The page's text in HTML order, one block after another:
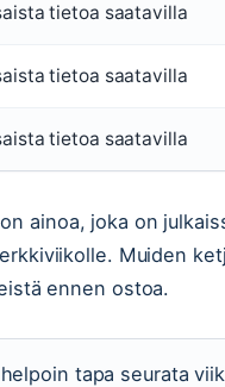
tietoa saatavilla
tietoa saatavilla
tietoa saatavilla
ainoa, joka on
Muiden
ennen ostoa.
tapa seurata